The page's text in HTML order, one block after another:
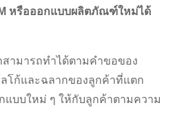
หรือออกแบบผลิตภัณฑ์ใหม่ได้
สามารถทำได้ตามคำขอของ
โก้และฉลากของลูกค้าที่แตก
แบบใหม่ ๆ ให้กับลูกค้าตามความ